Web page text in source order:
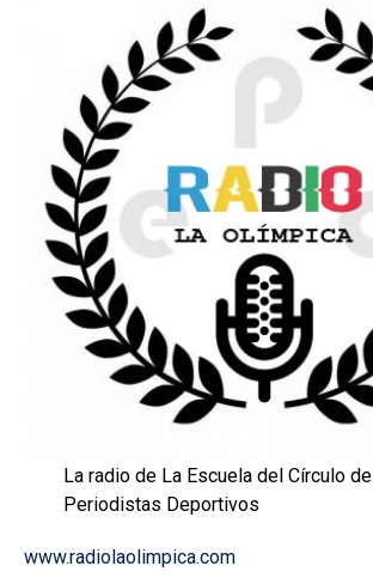
La radio de La Escuela del Círculo de
Periodistas Deportivos
www.radiolaolimpica.com